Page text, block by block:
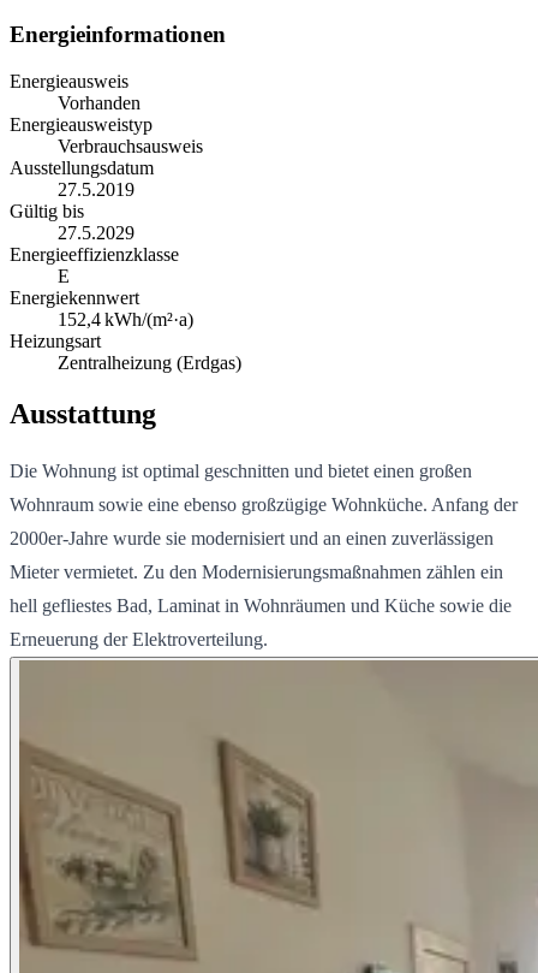
Energieinformationen
Energieausweis
Vorhanden
Energieausweistyp
Verbrauchsausweis
Ausstellungsdatum
27.5.2019
Gültig bis
27.5.2029
Energieeffizienzklasse
E
Energiekennwert
152,4kWh/(m²·a)
Heizungsart
Zentralheizung (Erdgas)
Ausstattung
Die Wohnung ist optimal geschnitten und bietet einen großen
Wohnraum sowie eine ebenso großzügige Wohnküche. Anfang der
2000er-Jahre wurde sie modernisiert und an einen zuverlässigen
Mieter vermietet. Zu den Modernisierungsmaßnahmen zählen ein
hell gefliestes Bad, Laminat in Wohnräumen und Küche sowie die
Erneuerung der Elektroverteilung.